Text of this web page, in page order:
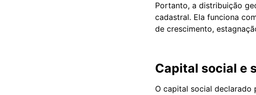
Portanto, a distribuição
cadastral. Ela funciona
de crescimento,
Capital social e
O capital social declarado